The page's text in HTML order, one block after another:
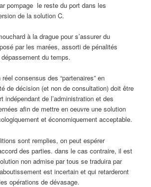
pompage le reste du port dans les
de la solution C.
à la drague pour s’assurer du
par les marées, assorti de pénalités
du temps.
consensus des “partenaires” en
de décision (et non de consultation) doit être
indépendant de l’administration et des
afin de mettre en oeuvre une solution
et économiquement acceptable.
sont remplies, on peut espérer
des parties. dans le cas contraire, il est
non admise par tous se traduira par
est incertain et qui retarderont
opérations de dévasage.